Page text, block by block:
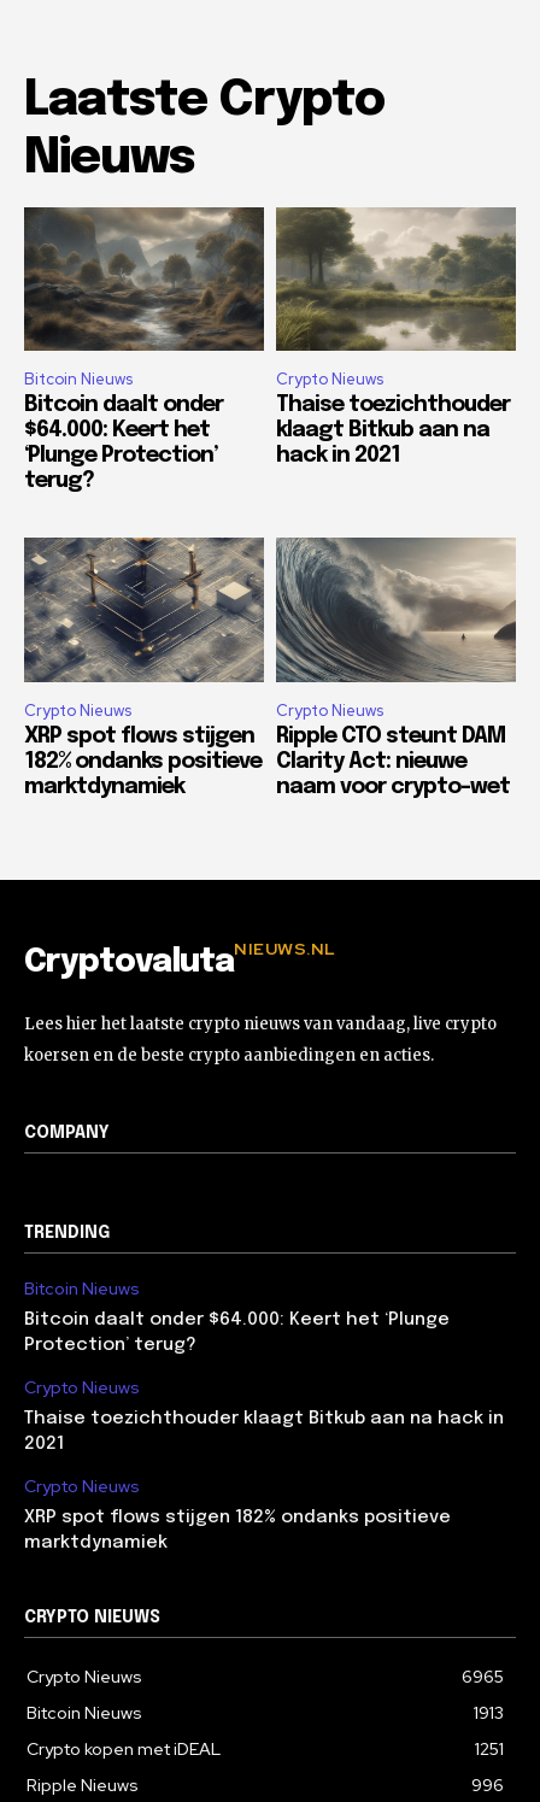
Laatste Crypto
Nieuws
Bitcoin Nieuws
Bitcoin daalt onder
$64.000: Keert het
‘Plunge Protection’
terug?
Crypto Nieuws
Thaise toezichthouder
klaagt Bitkub aan na
hack in 2021
Crypto Nieuws
XRP spot flows stijgen
182% ondanks positieve
marktdynamiek
Crypto Nieuws
Ripple CTO steunt DAM
Clarity Act: nieuwe
naam voor crypto-wet
CryptovalutaNIEUWS.NL
Lees hier het laatste crypto nieuws van vandaag, live crypto
koersen en de beste crypto aanbiedingen en acties.
COMPANY
TRENDING
Bitcoin Nieuws
Bitcoin daalt onder $64.000: Keert het ‘Plunge
Protection’ terug?
Crypto Nieuws
Thaise toezichthouder klaagt Bitkub aan na hack in
2021
Crypto Nieuws
XRP spot flows stijgen 182% ondanks positieve
marktdynamiek
CRYPTO NIEUWS
Crypto Nieuws
6965
Bitcoin Nieuws
1913
Crypto kopen met iDEAL
1251
Ripple Nieuws
996